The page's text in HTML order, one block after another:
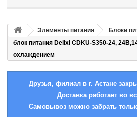
Элементы питания Блоки
блок питания Delixi CDKU-S350-24,
охлаждением
Друзья, филиал в г. Астане
Доставка работает во
Самовывоз можно забрать